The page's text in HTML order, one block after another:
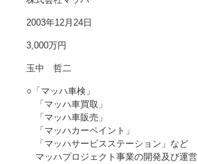
2003年12月24日
3,000万円
玉中 哲二
○「マッハ車検」
「マッハ車買取」
「マッハ車販売」
「マッハカーペイント」
「マッハサービスステーション」など
マッハプロジェクト事業の開発及び運営